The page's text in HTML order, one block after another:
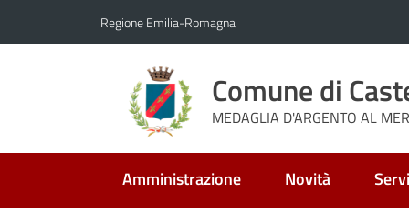
Regione Emilia-Romagna
Comune di
MEDAGLIA D'ARGENTO AL
Amministrazione Novità